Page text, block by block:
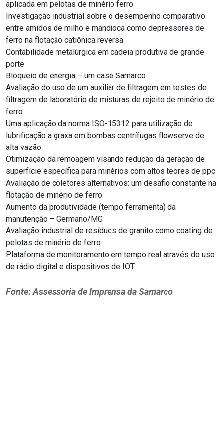
aplicada em pelotas de minério ferro
Investigação industrial sobre o desempenho comparativo
entre amidos de milho e mandioca como depressores de
ferro na flotação catiônica reversa
Contabilidade metalúrgica em cadeia produtiva de grande
porte
Bloqueio de energia – um case Samarco
Avaliação do uso de um auxiliar de filtragem em testes de
filtragem de laboratório de misturas de rejeito de minério de
ferro
Uma aplicação da norma ISO-15312 para utilização de
lubrificação a graxa em bombas centrífugas flowserve de
alta vazão
Otimização da remoagem visando redução da geração de
superfície específica para minérios com altos teores de ppc
Avaliação de coletores alternativos: um desafio constante na
flotação de minério de ferro
Aumento da produtividade (tempo ferramenta) da
manutenção – Germano/MG
Avaliação industrial de resíduos de granito como coating de
pelotas de minério de ferro
Plataforma de monitoramento em tempo real através do uso
de rádio digital e dispositivos de IOT
Fonte: Assessoria de Imprensa da Samarco